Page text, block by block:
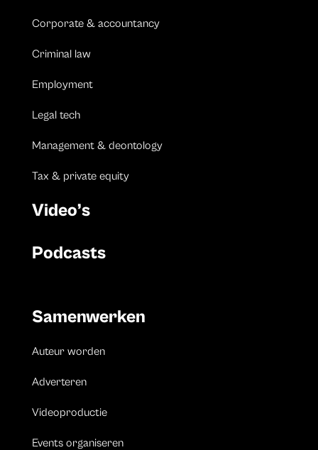
Corporate & accountancy
Criminal law
Employment
Legal tech
Management & deontology
Tax & private equity
Video’s
Podcasts
Samenwerken
Auteur worden
Adverteren
Videoproductie
Events organiseren